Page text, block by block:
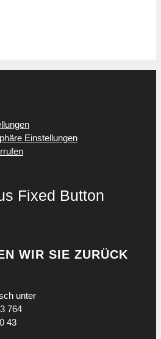
Einstellungen
Fixed Button
WIR SIE ZURÜCK
unter
764
43